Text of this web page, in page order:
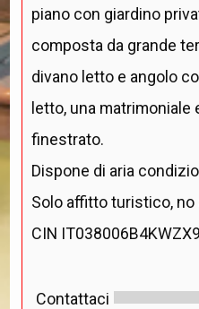
piano con giardino
composta da grande
divano letto e angolo
letto, una matrimoniale
finestrato.
Dispone di aria
Solo affitto turistico, no
CIN
Contattaci